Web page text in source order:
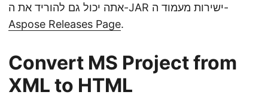
אתה יכול גם להוריד את ה-JAR ישירות מעמוד ה-
Aspose Releases Page.
Convert MS Project from
XML to HTML